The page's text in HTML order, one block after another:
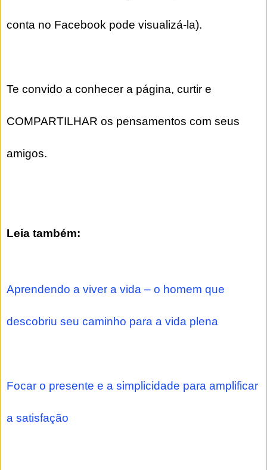
conta no Facebook pode visualizá-la).
Te convido a conhecer a página, curtir e
COMPARTILHAR os pensamentos com seus
amigos.
Leia também:
Aprendendo a viver a vida – o homem que
descobriu seu caminho para a vida plena
Focar o presente e a simplicidade para amplificar
a satisfação